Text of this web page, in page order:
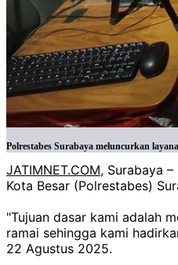
Polrestabes Surabaya meluncurkan
JATIMNET.COM, Surabaya
Kota Besar (Polrestabes)
"Tujuan dasar kami adalah
ramai sehingga kami
22 Agustus 2025.